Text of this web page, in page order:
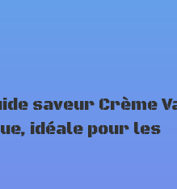
saveur Crème
idéale pour les